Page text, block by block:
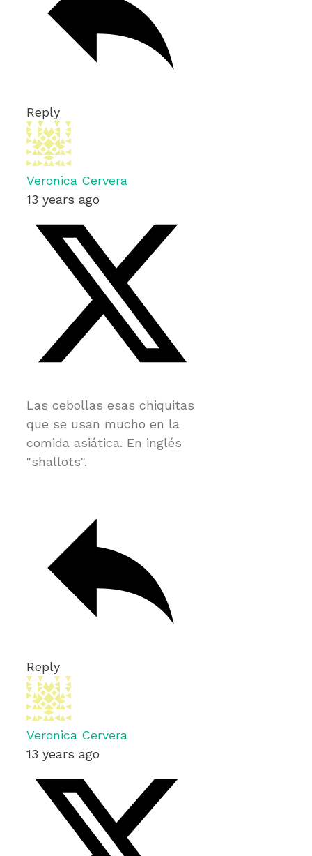
Reply
Veronica Cervera
13 years ago
Las cebollas esas chiquitas
que se usan mucho en la
comida asiática. En inglés
"shallots".
Reply
Veronica Cervera
13 years ago